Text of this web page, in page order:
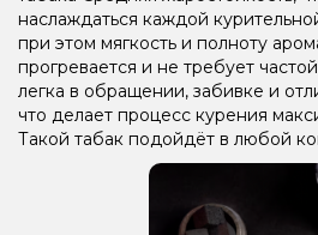
наслаждаться каждой
при этом мягкость и полноту
прогревается и не требует
легка в обращении, забивке и
что делает процесс курения
Такой табак подойдёт в любой